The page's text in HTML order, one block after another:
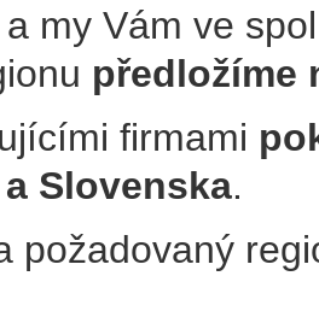
a my Vám ve
předložíme
firmami
Slovenska.
požadovaný